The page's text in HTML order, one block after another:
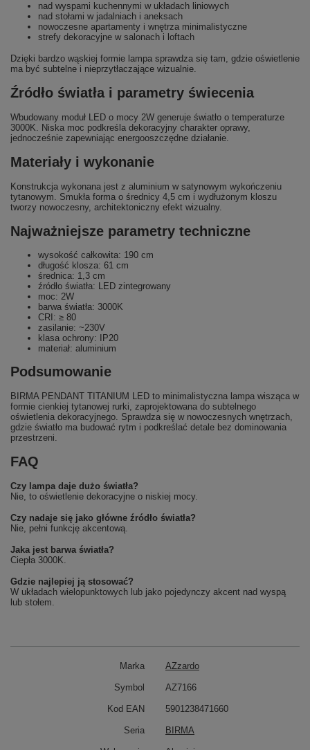
nad wyspami kuchennymi w układach liniowych
nad stołami w jadalniach i aneksach
nowoczesne apartamenty i wnętrza minimalistyczne
strefy dekoracyjne w salonach i loftach
Dzięki bardzo wąskiej formie lampa sprawdza się tam, gdzie oświetlenie
ma być subtelne i nieprzytłaczające wizualnie.
Źródło światła i parametry świecenia
Wbudowany moduł LED o mocy 2W generuje światło o temperaturze
3000K. Niska moc podkreśla dekoracyjny charakter oprawy,
jednocześnie zapewniając energooszczędne działanie.
Materiały i wykonanie
Konstrukcja wykonana jest z aluminium w satynowym wykończeniu
tytanowym. Smukła forma o średnicy 4,5 cm i wydłużonym kloszu
tworzy nowoczesny, architektoniczny efekt wizualny.
Najważniejsze parametry techniczne
wysokość całkowita: 190 cm
długość klosza: 61 cm
średnica: 1,3 cm
źródło światła: LED zintegrowany
moc: 2W
barwa światła: 3000K
CRI: ≥ 80
zasilanie: ~230V
klasa ochrony: IP20
materiał: aluminium
Podsumowanie
BIRMA PENDANT TITANIUM LED to minimalistyczna lampa wisząca w
formie cienkiej tytanowej rurki, zaprojektowana do subtelnego
oświetlenia dekoracyjnego. Sprawdza się w nowoczesnych wnętrzach,
gdzie światło ma budować rytm i podkreślać detale bez dominowania
przestrzeni.
FAQ
Czy lampa daje dużo światła?
Nie, to oświetlenie dekoracyjne o niskiej mocy.
Czy nadaje się jako główne źródło światła?
Nie, pełni funkcję akcentową.
Jaka jest barwa światła?
Ciepła 3000K.
Gdzie najlepiej ją stosować?
W układach wielopunktowych lub jako pojedynczy akcent nad wyspą
lub stołem.
Marka AZzardo
Symbol AZ7166
Kod EAN 5901238471660
Seria BIRMA